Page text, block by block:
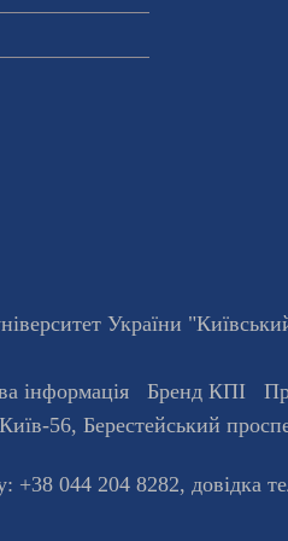
України
інформація Бренд КПІ
Київ-56, Берестейський
+38 044 204 8282, довiдка